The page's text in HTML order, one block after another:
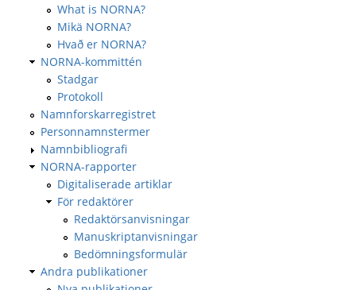
What is NORNA?
Mikä NORNA?
Hvað er NORNA?
NORNA-kommittén
Stadgar
Protokoll
Namnforskarregistret
Personnamnstermer
Namnbibliografi
NORNA-rapporter
Digitaliserade artiklar
För redaktörer
Redaktörsanvisningar
Manuskriptanvisningar
Bedömningsformulär
Andra publikationer